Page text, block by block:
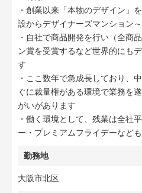
・創業以来「本物のデザイン」
設からデザイナーズマンション
・自社で商品開発を行い（全商
ン賞を受賞するなど世界的にも
す
・ここ数年で急成長しており、
ぐに裁量権がある環境で業務を
がいがあります
・働く環境として、残業は全社
ー・プレミアムフライデーなど
勤務地
大阪市北区